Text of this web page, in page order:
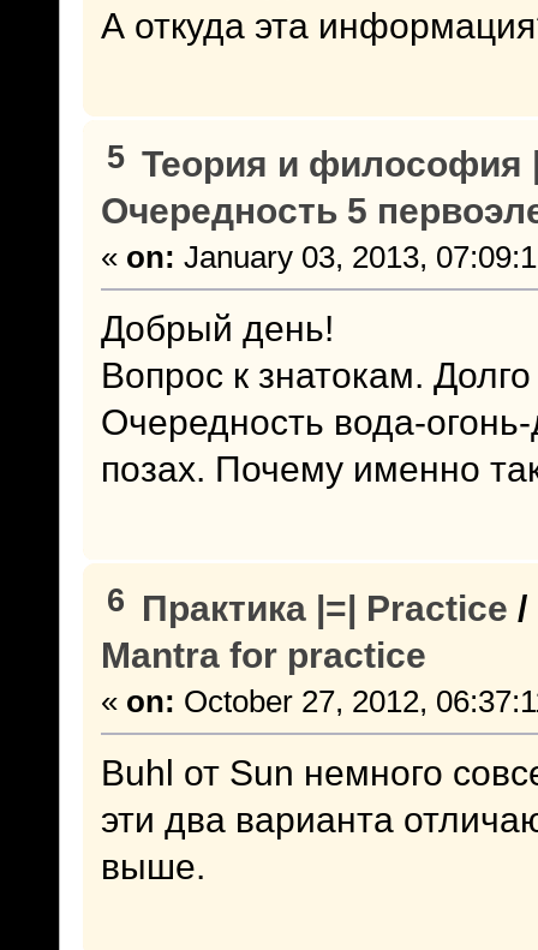
А откуда эта
5 Теория и философия
Очередность 5
« on: January 03, 2013,
Добрый день!
Вопрос к знатокам.
Очередность вода-
позах. Почему именно
6 Практика |=| Practice /
Mantra for practice
« on: October 27, 2012,
Buhl от Sun немного
эти два варианта
выше.